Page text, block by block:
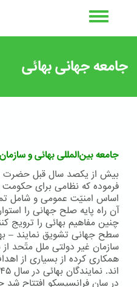
جامعه جهانی بهائی
جامعه بين‌المللى بهائى و
بيش از يکصد سال قبل حضرت
فرموده که نظامی برای حکومت
اساس امنيّت عمومی و شامل
آن راه پايه صلح جهانی را
چنين مفاهيم بهائی را ترويج
سطح جهانی تشويق نمايند –
سازمان غير دولتی ملل متّحد
همکاری کرده از بسياری از
در سان فرانسيسکو افتتاح شد